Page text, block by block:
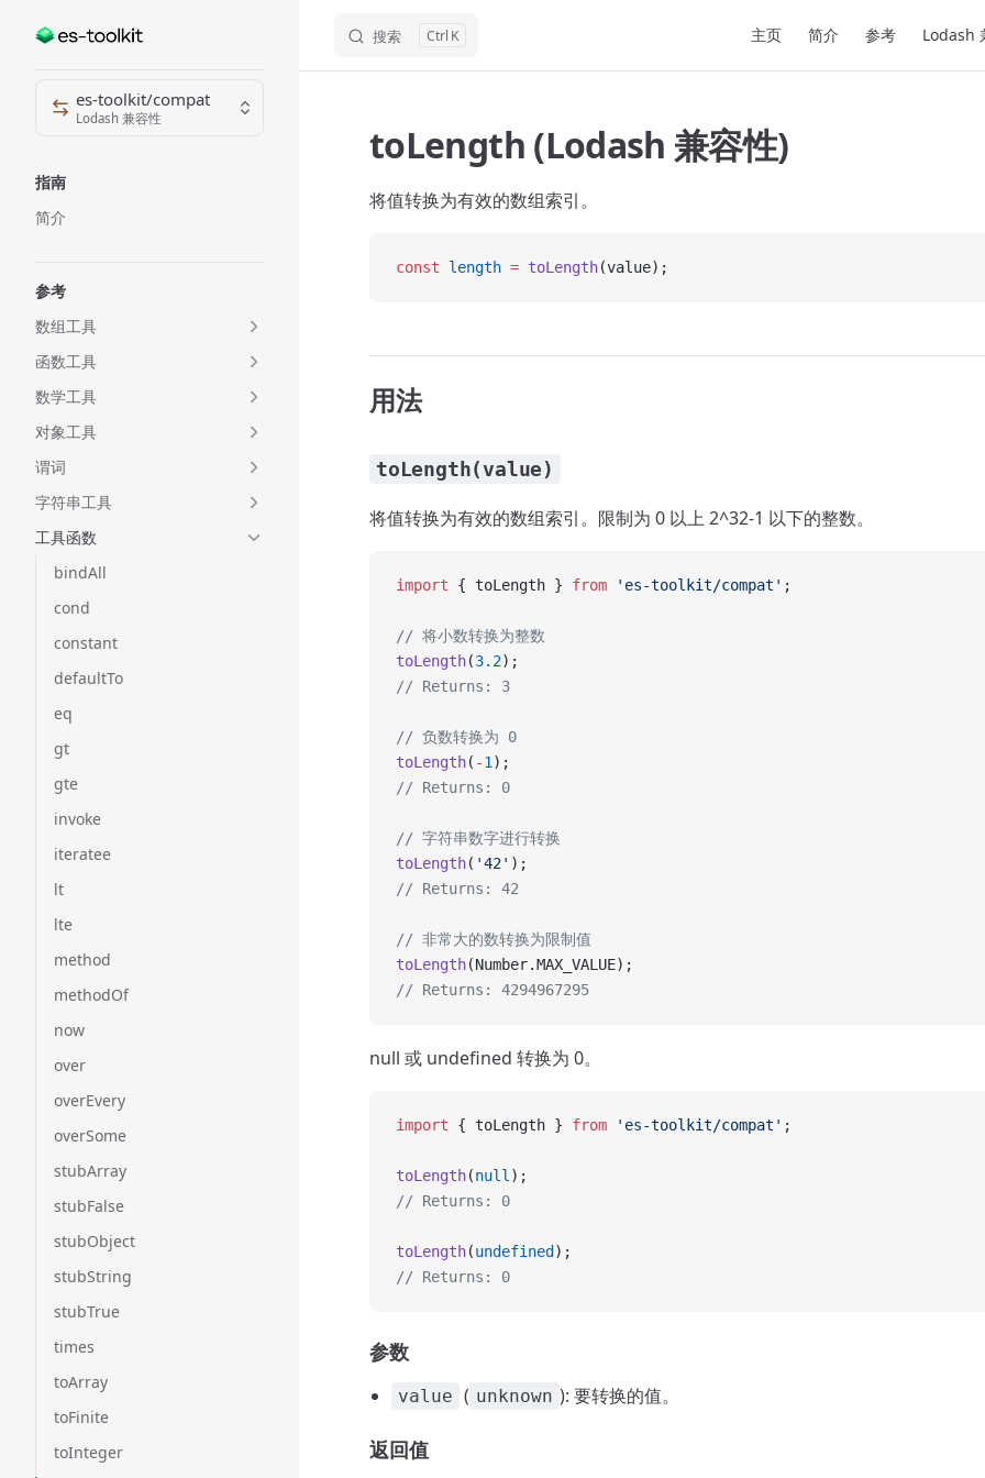
Skip to content 搜索 K 主页 简介 参考 Lodash
Sidebar Navigation
es-toolkit/compat
Lodash 兼容性
指南
简介
参考
数组工具
函数工具
数学工具
对象工具
谓词
字符串工具
工具函数
bindAll
cond
constant
defaultTo
eq
gt
gte
invoke
iteratee
lt
lte
method
methodOf
now
over
overEvery
overSome
stubArray
stubFalse
stubObject
stubString
stubTrue
times
toArray
toFinite
toInteger
toLength (Lodash 兼容性)
将值转换为有效的数组索引。
const length = toLength(value);
用法
toLength(value)
将值转换为有效的数组索引。限制为 0 以上 2^32-1 以下的整数。
import { toLength } from 'es-toolkit/compat' ;
// 将小数转换为整数
toLength(3.2);
// Returns: 3
// 负数转换为 0
toLength( -1 );
// Returns: 0
// 字符串数字进行转换
toLength( '42' );
// Returns: 42
// 非常大的数转换为限制值
toLength(Number.MAX_VALUE);
// Returns: 4294967295
null 或 undefined 转换为 0。
import { toLength } from 'es-toolkit/compat' ;
toLength(null );
// Returns: 0
toLength(undefined );
// Returns: 0
参数
value ( unknown ): 要转换的值。
返回值